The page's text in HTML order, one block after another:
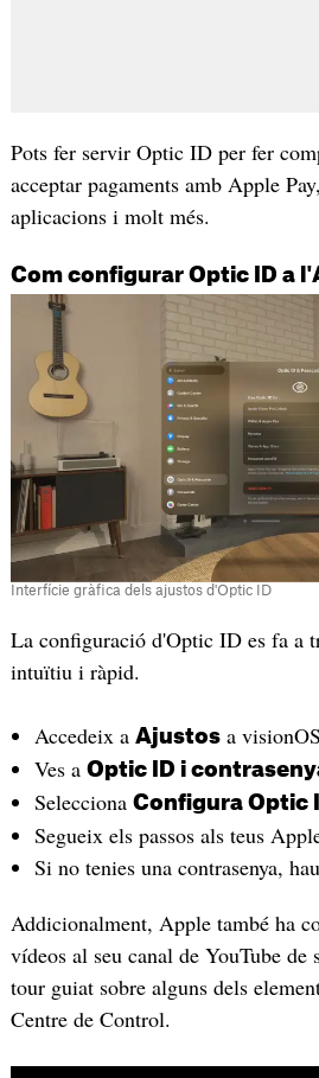
Pots fer servir Optic ID per fer
acceptar pagaments amb Apple
aplicacions i molt més.
Com configurar Optic ID a
Interfície gràfica dels ajustos d'Optic ID
La configuració d'Optic ID es fa a
intuïtiu i ràpid.
Accedeix a Ajustosa
Ves a Optic ID i
Selecciona Configura Optic
Segueix els passos als teus
Si no tenies una contrasenya,
Addicionalment, Apple també ha
vídeos al seu canal de YouTube de
tour guiat sobre alguns dels
Centre de Control.